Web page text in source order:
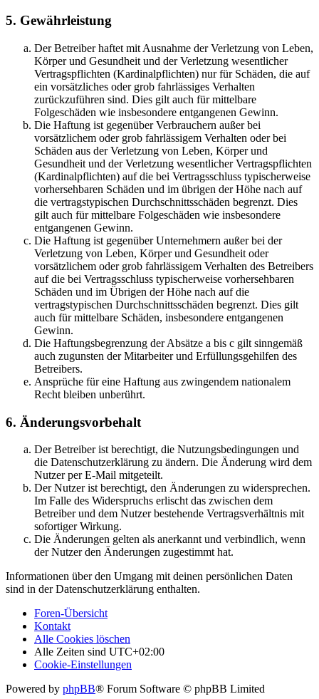
5. Gewährleistung
Der Betreiber haftet mit Ausnahme der Verletzung von Leben,
Körper und Gesundheit und der Verletzung wesentlicher
Vertragspflichten (Kardinalpflichten) nur für Schäden, die auf
ein vorsätzliches oder grob fahrlässiges Verhalten
zurückzuführen sind. Dies gilt auch für mittelbare
Folgeschäden wie insbesondere entgangenen Gewinn.
Die Haftung ist gegenüber Verbrauchern außer bei
vorsätzlichem oder grob fahrlässigem Verhalten oder bei
Schäden aus der Verletzung von Leben, Körper und
Gesundheit und der Verletzung wesentlicher Vertragspflichten
(Kardinalpflichten) auf die bei Vertragsschluss typischerweise
vorhersehbaren Schäden und im übrigen der Höhe nach auf
die vertragstypischen Durchschnittsschäden begrenzt. Dies
gilt auch für mittelbare Folgeschäden wie insbesondere
entgangenen Gewinn.
Die Haftung ist gegenüber Unternehmern außer bei der
Verletzung von Leben, Körper und Gesundheit oder
vorsätzlichem oder grob fahrlässigem Verhalten des Betreibers
auf die bei Vertragsschluss typischerweise vorhersehbaren
Schäden und im Übrigen der Höhe nach auf die
vertragstypischen Durchschnittsschäden begrenzt. Dies gilt
auch für mittelbare Schäden, insbesondere entgangenen
Gewinn.
Die Haftungsbegrenzung der Absätze a bis c gilt sinngemäß
auch zugunsten der Mitarbeiter und Erfüllungsgehilfen des
Betreibers.
Ansprüche für eine Haftung aus zwingendem nationalem
Recht bleiben unberührt.
6. Änderungsvorbehalt
Der Betreiber ist berechtigt, die Nutzungsbedingungen und
die Datenschutzerklärung zu ändern. Die Änderung wird dem
Nutzer per E-Mail mitgeteilt.
Der Nutzer ist berechtigt, den Änderungen zu widersprechen.
Im Falle des Widerspruchs erlischt das zwischen dem
Betreiber und dem Nutzer bestehende Vertragsverhältnis mit
sofortiger Wirkung.
Die Änderungen gelten als anerkannt und verbindlich, wenn
der Nutzer den Änderungen zugestimmt hat.
Informationen über den Umgang mit deinen persönlichen Daten
sind in der Datenschutzerklärung enthalten.
Foren-Übersicht
Kontakt
Alle Cookies löschen
Alle Zeiten sind UTC+02:00
Cookie-Einstellungen
Powered by phpBB® Forum Software © phpBB Limited